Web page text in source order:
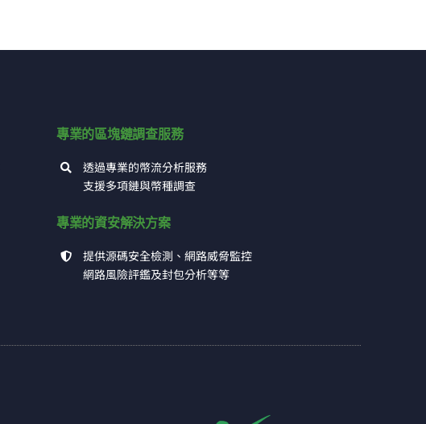
專業的區塊鏈調查服務
透過專業的幣流分析服務
支援多項鏈與幣種調查
專業的資安解決方案
提供源碼安全檢測、網路威脅監控
網路風險評鑑及封包分析等等